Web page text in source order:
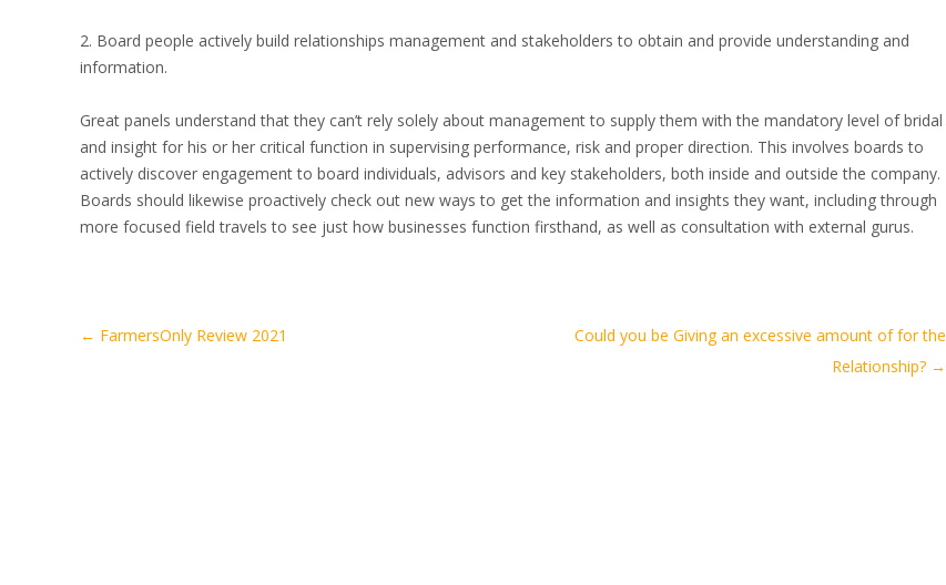
2. Board people actively build relationships management and stakeholders to obtain and provide understanding and
information.
Great panels understand that they can’t rely solely about management to supply them with the mandatory level of bridal
and insight for his or her critical function in supervising performance, risk and proper direction. This involves boards to
actively discover engagement to board individuals, advisors and key stakeholders, both inside and outside the company.
Boards should likewise proactively check out new ways to get the information and insights they want, including through
more focused field travels to see just how businesses function firsthand, as well as consultation with external gurus.
Artikel-
← FarmersOnly Review 2021
Could you be Giving an excessive amount of for the
Relationship? →